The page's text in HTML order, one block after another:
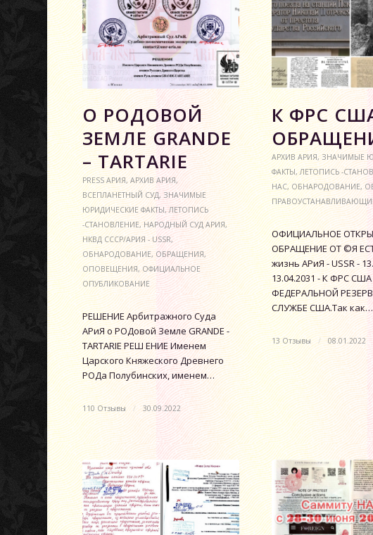
О РОДОВОЙ
ЗЕМЛЕ GRANDE
– TARTARIE
PRESS АРИЯ,АРХИВ АРИЯ,
ВСЕПЛАНЕТНЫЙ СУД,ЗНАЧИМЫЕ
ЮРИДИЧЕСКИЕ ФАКТЫ,ЛЕТОПИСЬ
-СТАНОВЛЕНИЕ,НАРОДНЫЙ СУД АРИЯ,
НКВД СССР/АРИЯ - USSR,
ОБНАРОДОВАНИЕ,ОБРАЩЕНИЯ,
ОПОВЕЩЕНИЯ,ОФИЦИАЛЬНОЕ
ОПУБЛИКОВАНИЕ
РЕШЕНИЕ Арбитражного Суда
АРиЯ о РОДовой Земле GRANDE -
TARTARIE РЕШ ЕНИЕ Именем
Царского Княжеского Древнего
РОДа Полубинских, именем…
110 Отзывы / 30.09.2022
К ФРС
АРХИВ АРИЯ,ЗНАЧИМЫЕ
ФАКТЫ,ЛЕТОПИСЬ -
НАС,ОБНАРОДОВАНИЕ,
ОФИЦИАЛЬНОЕ
ОБРАЩЕНИЕ ОТ ©Я
жизнь АРиЯ - USSR -
13.04.2031 - К ФРС США
ФЕДЕРАЛЬНОЙ
СЛУЖБЕ США.Так как…
13 Отзывы / 08.01.2022